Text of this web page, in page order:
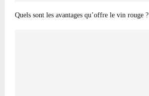
Quels sont les avantages qu’offre le vin rouge ?